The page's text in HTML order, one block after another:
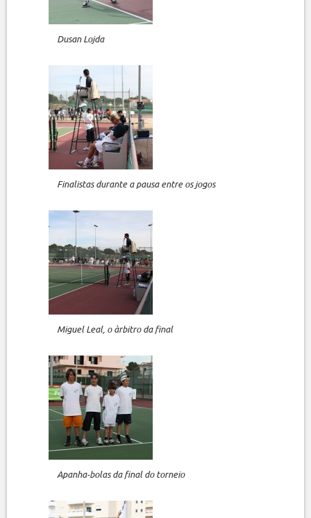
Dusan Lojda
Finalistas durante a pausa entre os jogos
Miguel Leal, o àrbitro da final
Apanha-bolas da final do torneio